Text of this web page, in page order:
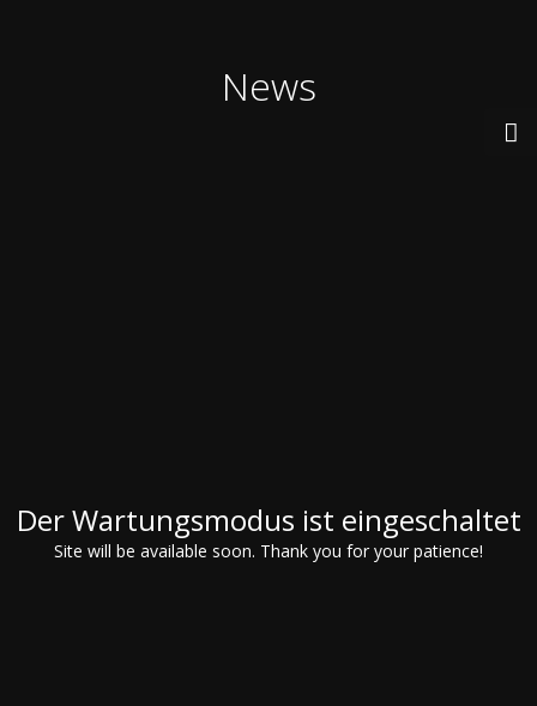
News
Der Wartungsmodus ist eingeschaltet
Site will be available soon. Thank you for your patience!